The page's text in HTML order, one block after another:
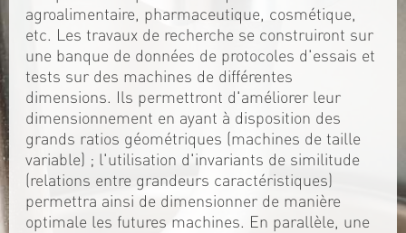
agroalimentaire, pharmaceutique, cosmétique,
etc. Les travaux de recherche se construiront sur
une banque de données de protocoles d'essais et
tests sur des machines de différentes
dimensions. Ils permettront d'améliorer leur
dimensionnement en ayant à disposition des
grands ratios géométriques (machines de taille
variable) ; l'utilisation d'invariants de similitude
(relations entre grandeurs caractéristiques)
permettra ainsi de dimensionner de manière
optimale les futures machines. En parallèle, une